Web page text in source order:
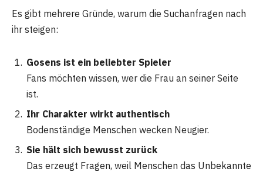
Es gibt mehrere Gründe, warum die Suchanfragen nach
ihr steigen:
Gosens ist ein beliebter Spieler
Fans möchten wissen, wer die Frau an seiner Seite
ist.
Ihr Charakter wirkt authentisch
Bodenständige Menschen wecken Neugier.
Sie hält sich bewusst zurück
Das erzeugt Fragen, weil Menschen das Unbekannte